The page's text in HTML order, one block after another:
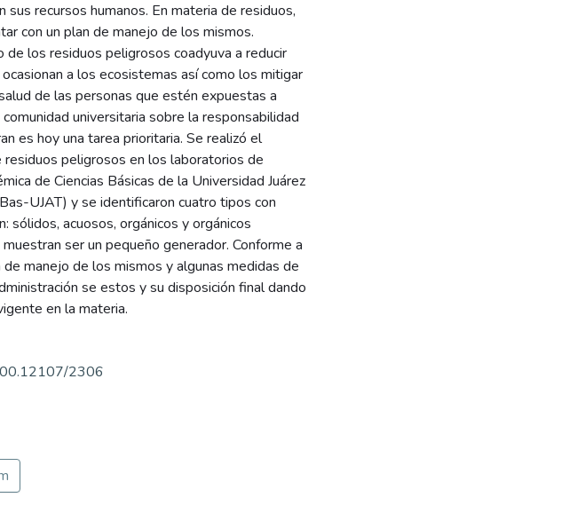
sus recursos humanos. En materia de residuos,
con un plan de manejo de los mismos.
de los residuos peligrosos coadyuva a reducir
a los ecosistemas así como los mitigar
de las personas que estén expuestas a
universitaria sobre la responsabilidad
es hoy una tarea prioritaria. Se realizó el
peligrosos en los laboratorios de
de Ciencias Básicas de la Universidad Juárez
UJAT) y se identificaron cuatro tipos con
sólidos, acuosos, orgánicos y orgánicos
ser un pequeño generador. Conforme a
manejo de los mismos y algunas medidas de
se estos y su disposición final dando
en la materia.
2306